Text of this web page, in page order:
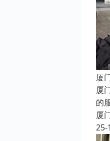
厦
厦
的
厦
25-